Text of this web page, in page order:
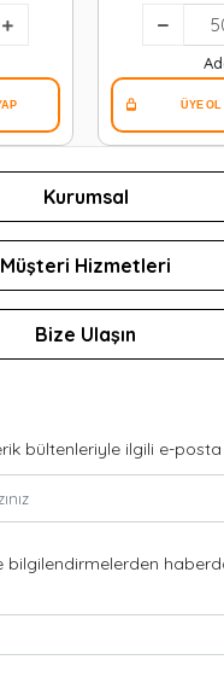
Kurumsal
Müşteri Hizmetleri
Bize Ulaşın
bültenleriyle ilgili e-
bilgilendirmelerden